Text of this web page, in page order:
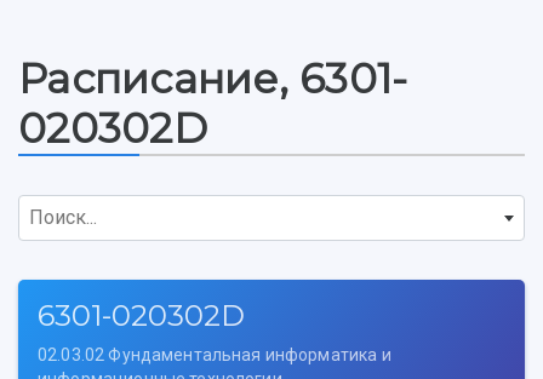
Расписание, 6301-
020302D
Поиск...
6301-020302D
02.03.02 Фундаментальная информатика и